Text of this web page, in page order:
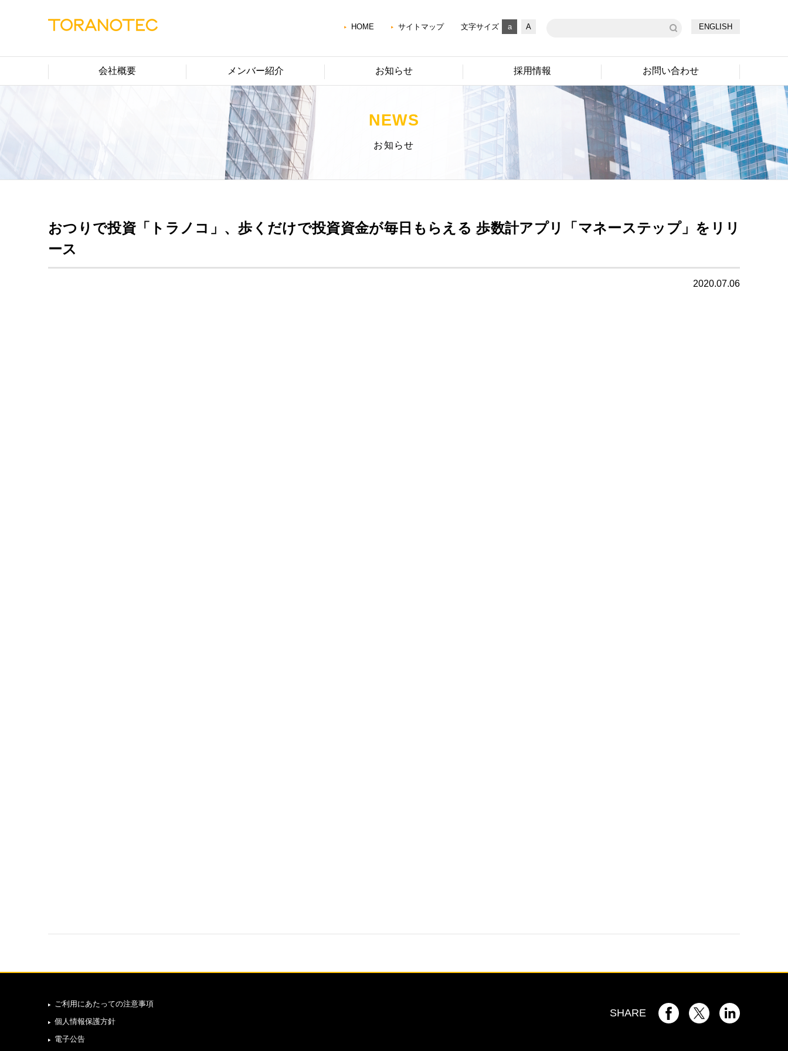
HOME サイトマップ 文字サイズ a A ENGLISH
会社概要 メンバー紹介 お知らせ 採用情報 お問い合わせ
NEWS
お知らせ
おつりで投資「トラノコ」、歩くだけで投資資⾦が毎⽇もらえる 歩数計アプリ「マネーステップ」をリリ
ース
2020.07.06
ご利用にあたっての注意事項
個人情報保護方針
電子公告
SHARE